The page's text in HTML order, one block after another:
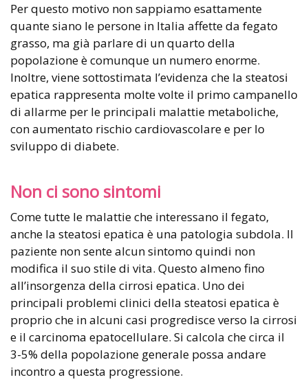
Per questo motivo non sappiamo esattamente
quante siano le persone in Italia affette da fegato
grasso, ma già parlare di un quarto della
popolazione è comunque un numero enorme.
Inoltre, viene sottostimata l’evidenza che la steatosi
epatica rappresenta molte volte il primo campanello
di allarme per le principali malattie metaboliche,
con aumentato rischio cardiovascolare e per lo
sviluppo di diabete.
Non ci sono sintomi
Come tutte le malattie che interessano il fegato,
anche la steatosi epatica è una patologia subdola. Il
paziente non sente alcun sintomo quindi non
modifica il suo stile di vita. Questo almeno fino
all’insorgenza della cirrosi epatica. Uno dei
principali problemi clinici della steatosi epatica è
proprio che in alcuni casi progredisce verso la cirrosi
e il carcinoma epatocellulare. Si calcola che circa il
3-5% della popolazione generale possa andare
incontro a questa progressione.